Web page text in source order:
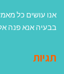
אנו עושים כל
בבעיה אנא פנה
תגיות